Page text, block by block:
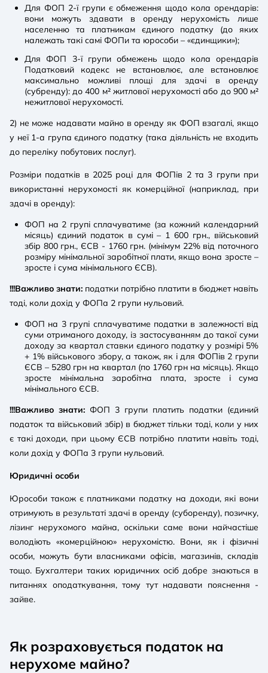
Для ФОП 2-ї групи є обмеження щодо кола орендарів:
вони можуть здавати в оренду нерухомість лише
населенню та платникам єдиного податку (до яких
належать такі самі ФОПи та юрособи – «єдинщики»);
Для ФОП 3-ї групи обмежень щодо кола орендарів
Податковий кодекс не встановлює, але встановлює
максимально можливі площі для здачі в оренду
(субренду): до 400 м² житлової нерухомості або до 900 м²
нежитлової нерухомості.
2) не може надавати майно в оренду як ФОП взагалі, якщо
у неї 1-а група єдиного податку (така діяльність не входить
до переліку побутових послуг).
Розміри податків в 2025 році для ФОПів 2 та 3 групи при
використанні нерухомості як комерційної (наприклад, при
здачі в оренду):
ФОП на 2 групі сплачуватиме (за кожний календарний
місяць) єдиний податок в сумі – 1 600 грн., військовий
збір 800 грн., ЄСВ - 1760 грн. (мінімум 22% від поточного
розміру мінімальної заробітної плати, якщо вона зросте –
зросте і сума мінімального ЄСВ).
!!!Важливо знати: податки потрібно платити в бюджет навіть
тоді, коли дохід у ФОПа 2 групи нульовий.
ФОП на 3 групі сплачуватиме податки в залежності від
суми отриманого доходу, із застосуванням до такої суми
доходу за квартал ставки єдиного податку у розмірі 5%
+ 1% військового збору, а також, як і для ФОПів 2 групи
ЄСВ – 5280 грн на квартал (по 1760 грн на місяць). Якщо
зросте мінімальна заробітна плата, зросте і сума
мінімального ЄСВ.
!!!Важливо знати: ФОП 3 групи платить податки (єдиний
податок та військовий збір) в бюджет тільки тоді, коли у них
є такі доходи, при цьому ЄСВ потрібно платити навіть тоді,
коли дохід у ФОПа 3 групи нульовий.
Юридичні особи
Юрособи також є платниками податку на доходи, які вони
отримують в результаті здачі в оренду (суборенду), позичку,
лізинг нерухомого майна, оскільки саме вони найчастіше
володіють «комерційною» нерухомістю. Вони, як і фізичні
особи, можуть бути власниками офісів, магазинів, складів
тощо. Бухгалтери таких юридичних осіб добре знаються в
питаннях оподаткування, тому тут надавати пояснення -
зайве.
Як розраховується податок на
нерухоме майно?